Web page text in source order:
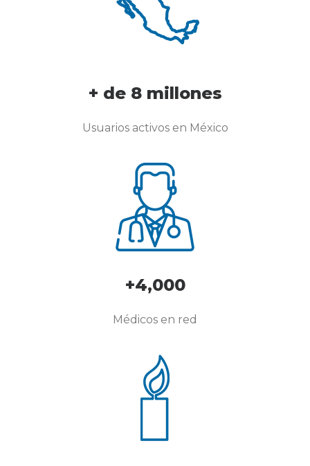
+ de 8 millones
Usuarios activos en México
+4,000
Médicos en red